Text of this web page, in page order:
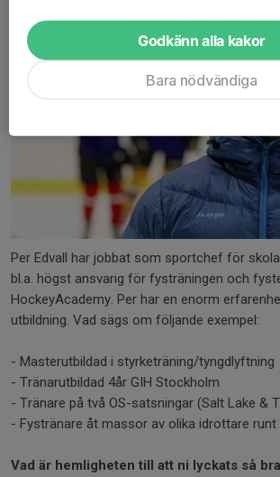
Per Edvall har jobbat som sportchef för
bl.a. högst ansvarig för fysträningen och
HockeyAcademy. Per har en enorm
utbildning. Vad sägs om följande exempel:
- Masterutbildad i styrketräning/tyngdlyftning
- Tränarutbildad 4år GIH Stockholm
- Tränare på två OS-satsningar (Salt Lake &
- Fystränare åt massor av olika idrottare runt
Vad är hemligheten till att ni lyckats så
Godkänn alla kakor
Bara nödvändiga